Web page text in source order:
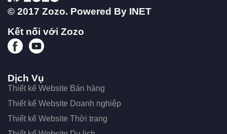
© 2017 Zozo. Powered By INET
Kết nối với Zozo
Dịch Vụ
Thiết kế Website Bán hàng
Thiết kế Website Doanh nghiệp
Thiết kế Website Thời trang